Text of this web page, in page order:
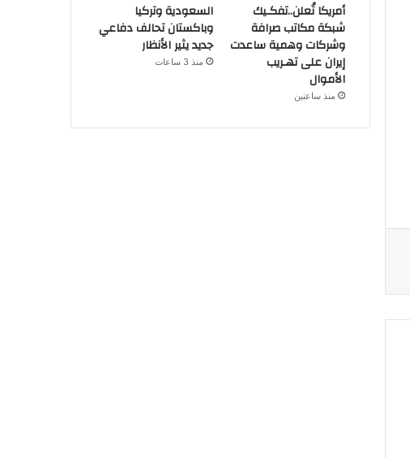
أمريكا تُعلن..تفكـيك
شبكة مكاتب صرافة
وشركات وهمية ساعدت
إيران على تهـريب
الأموال
منذ ساعتين
السعودية وتركيا
وباكستان تحالف دفاعي
جديد يثير الأنظار
منذ 3 ساعات